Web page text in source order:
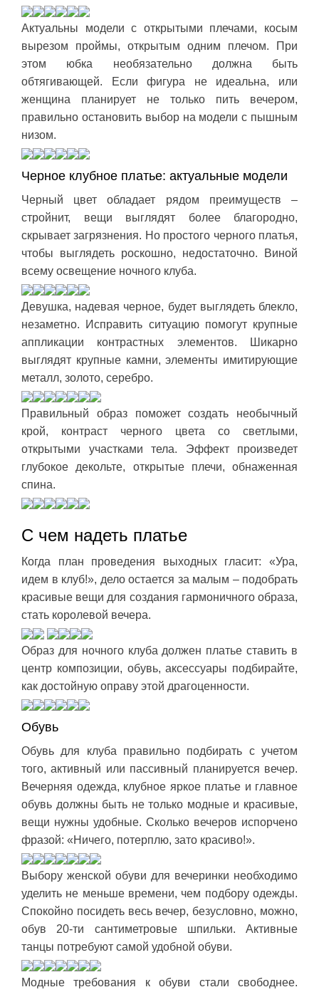
Актуальны модели с открытыми плечами, косым
вырезом проймы, открытым одним плечом. При
этом юбка необязательно должна быть
обтягивающей. Если фигура не идеальна, или
женщина планирует не только пить вечером,
правильно остановить выбор на модели с пышным
низом.
Черное клубное платье: актуальные модели
Черный цвет обладает рядом преимуществ –
стройнит, вещи выглядят более благородно,
скрывает загрязнения. Но простого черного платья,
чтобы выглядеть роскошно, недостаточно. Виной
всему освещение ночного клуба.
Девушка, надевая черное, будет выглядеть блекло,
незаметно. Исправить ситуацию помогут крупные
аппликации контрастных элементов. Шикарно
выглядят крупные камни, элементы имитирующие
металл, золото, серебро.
Правильный образ поможет создать необычный
крой, контраст черного цвета со светлыми,
открытыми участками тела. Эффект произведет
глубокое декольте, открытые плечи, обнаженная
спина.
С чем надеть платье
Когда план проведения выходных гласит: «Ура,
идем в клуб!», дело остается за малым – подобрать
красивые вещи для создания гармоничного образа,
стать королевой вечера.
Образ для ночного клуба должен платье ставить в
центр композиции, обувь, аксессуары подбирайте,
как достойную оправу этой драгоценности.
Обувь
Обувь для клуба правильно подбирать с учетом
того, активный или пассивный планируется вечер.
Вечерняя одежда, клубное яркое платье и главное
обувь должны быть не только модные и красивые,
вещи нужны удобные. Сколько вечеров испорчено
фразой: «Ничего, потерплю, зато красиво!».
Выбору женской обуви для вечеринки необходимо
уделить не меньше времени, чем подбору одежды.
Спокойно посидеть весь вечер, безусловно, можно,
обув 20-ти сантиметровые шпильки. Активные
танцы потребуют самой удобной обуви.
Модные требования к обуви стали свободнее.